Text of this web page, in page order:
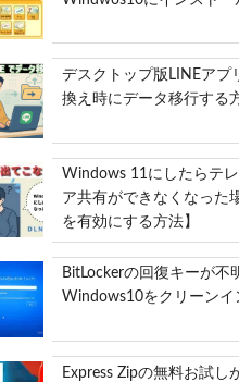
デスクトップ版LINEアプ
換え時にデータ移行する
Windows 11にしたらテ
ア共有ができなくなった
を有効にする方法】
BitLockerの回復キーが不
Windows10をクリーンイ
Express Zipの無料お試し